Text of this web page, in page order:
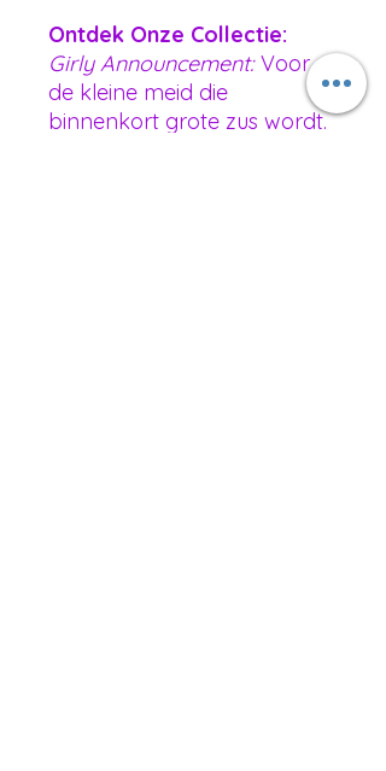
Ontdek Onze Collectie:
Girly Announcement:Voor
de kleine meid die
binnenkort grote zus wordt.